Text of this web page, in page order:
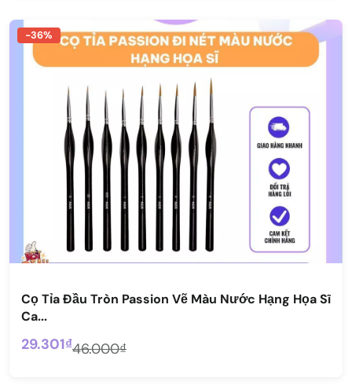
-36%
Cọ Tỉa Đầu Tròn Passion Vẽ Màu Nước Hạng Họa Sĩ
Ca...
29.301₫46.000₫